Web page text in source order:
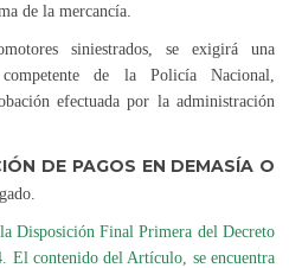
de la mercancía.
siniestrados, se exigirá una
de la Policía Nacional,
efectuada por la administración
DE PAGOS EN DEMASÍA O
Disposición Final Primera del Decreto
El contenido del Artículo, se encuentra